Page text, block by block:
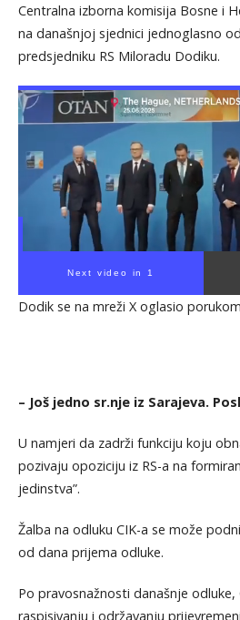
Centralna izborna komisija Bosne i
na današnjoj sjednici jednoglasno
predsjedniku RS Miloradu Dodiku.
Next video in 1
Dodik se na mreži X oglasio
– Još jedno sr.nje iz Sarajeva.
U namjeri da zadrži funkciju koju
pozivaju opoziciju iz RS-a na
jedinstva”.
Žalba na odluku CIK-a se može
od dana prijema odluke.
Po pravosnažnosti današnje
raspisivanju i održavanju